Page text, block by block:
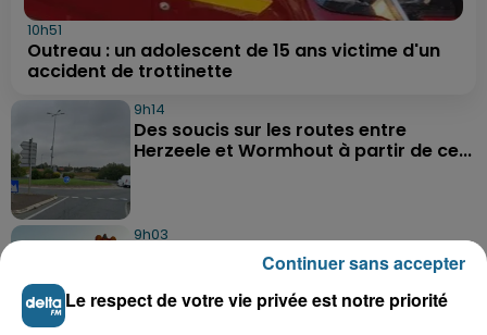
10h51
Outreau : un adolescent de 15 ans victime d'un
accident de trottinette
9h14
Des soucis sur les routes entre
Herzeele et Wormhout à partir de ce...
9h03
Un homme de 50 ans gravement
blessé dans un accident de voiture à...
Le respect de votre vie privée est notre priorité
Continuer sans accepter